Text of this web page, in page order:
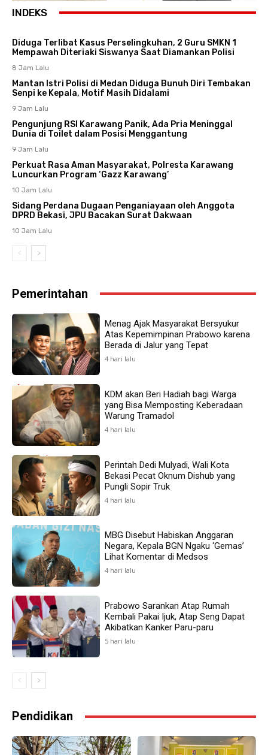
INDEKS
Diduga Terlibat Kasus Perselingkuhan, 2 Guru SMKN 1
Mempawah Diteriaki Siswanya Saat Diamankan Polisi
8 Jam Lalu
Mantan Istri Polisi di Medan Diduga Bunuh Diri Tembakan
Senpi ke Kepala, Motif Masih Didalami
9 Jam Lalu
Pengunjung RSI Karawang Panik, Ada Pria Meninggal
Dunia di Toilet dalam Posisi Menggantung
9 Jam Lalu
Perkuat Rasa Aman Masyarakat, Polresta Karawang
Luncurkan Program ‘Gazz Karawang’
10 Jam Lalu
Sidang Perdana Dugaan Penganiayaan oleh Anggota
DPRD Bekasi, JPU Bacakan Surat Dakwaan
10 Jam Lalu
Pemerintahan
Menag Ajak Masyarakat Bersyukur
Atas Kepemimpinan Prabowo karena
Berada di Jalur yang Tepat
4 hari lalu
KDM akan Beri Hadiah bagi Warga
yang Bisa Memposting Keberadaan
Warung Tramadol
4 hari lalu
Perintah Dedi Mulyadi, Wali Kota
Bekasi Pecat Oknum Dishub yang
Pungli Sopir Truk
4 hari lalu
MBG Disebut Habiskan Anggaran
Negara, Kepala BGN Ngaku ‘Gemas’
Lihat Komentar di Medsos
4 hari lalu
Prabowo Sarankan Atap Rumah
Kembali Pakai Ijuk, Atap Seng Dapat
Akibatkan Kanker Paru-paru
5 hari lalu
Pendidikan